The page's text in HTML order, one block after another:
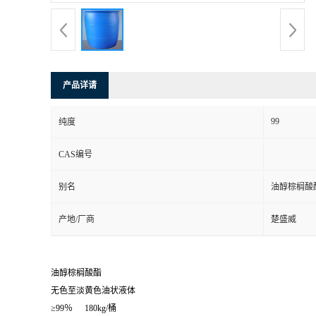
产品详请
纯度 99
CAS编号
别名 油醇棕榈酸
产地/厂商 楚盛威
油醇棕榈酸酯
无色至淡黄色油状液体
≥99％
180kg/桶